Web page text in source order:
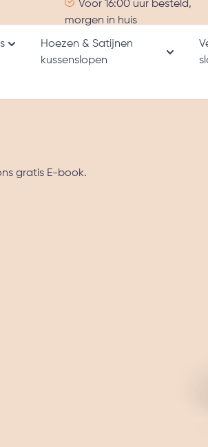
Voor 16:00 uur besteld,
morgen in huis
producten categorie
Toon submenu voor
Hoezen & Satijnen
kussenslopen
Toon
gratis E-book.